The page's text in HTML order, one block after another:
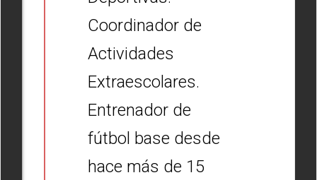
Coordinador de
Actividades
Extraescolares.
Entrenador de
fútbol base desde
hace más de 15